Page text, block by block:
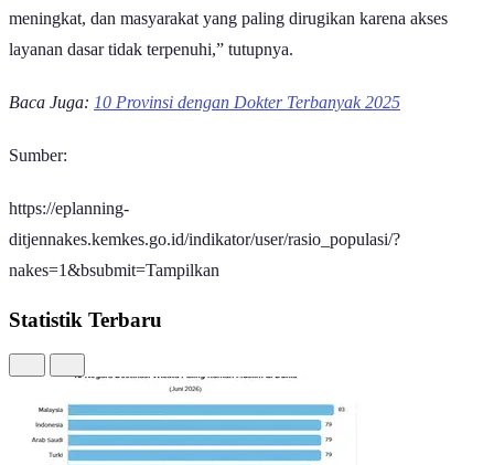
meningkat, dan masyarakat yang paling dirugikan karena akses
layanan dasar tidak terpenuhi,” tutupnya.
Baca Juga: 10 Provinsi dengan Dokter Terbanyak 2025
Sumber:
https://eplanning-
ditjennakes.kemkes.go.id/indikator/user/rasio_populasi/?
nakes=1&bsubmit=Tampilkan
Statistik Terbaru